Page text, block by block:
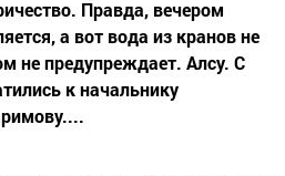
Правда, вечером
а вот вода из кранов не
не предупреждает. Алсу. С
к начальнику